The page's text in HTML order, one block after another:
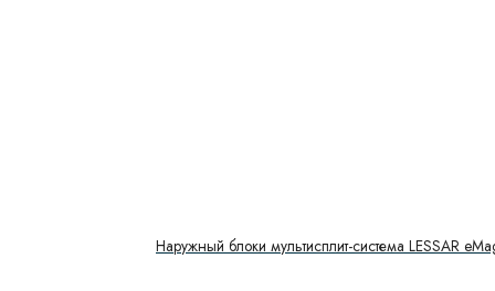
Наружный блоки мультисплит-система LESSAR